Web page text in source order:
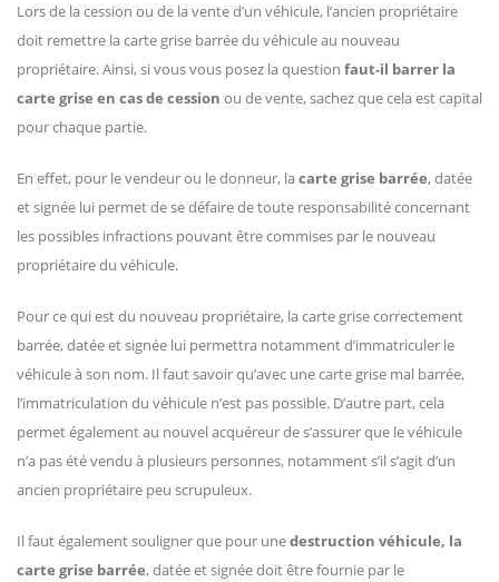
Lors de la cession ou de la vente d’un véhicule, l’ancien propriétaire
doit remettre la carte grise barrée du véhicule au nouveau
propriétaire. Ainsi, si vous vous posez la question faut-il barrer la
carte grise en cas de cession ou de vente, sachez que cela est capital
pour chaque partie.
En effet, pour le vendeur ou le donneur, lacarte grise barrée, datée
et signée lui permet de se défaire de toute responsabilité concernant
les possibles infractions pouvant être commises par le nouveau
propriétaire du véhicule.
Pour ce qui est du nouveau propriétaire, la carte grise correctement
barrée, datée et signée lui permettra notamment d’immatriculer le
véhicule à son nom. Il faut savoir qu’avec une carte grise mal barrée,
l’immatriculation du véhicule n’est pas possible. D’autre part, cela
permet également au nouvel acquéreur de s’assurer que le véhicule
n’a pas été vendu à plusieurs personnes, notamment s’il s’agit d’un
ancien propriétaire peu scrupuleux.
Il faut également souligner que pour unedestruction véhicule, la
carte grise barrée, datée et signée doit être fournie par le